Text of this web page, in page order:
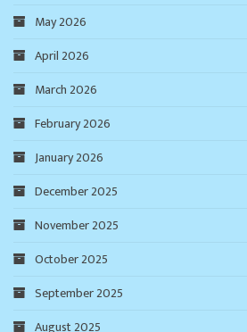
May 2026
April 2026
March 2026
February 2026
January 2026
December 2025
November 2025
October 2025
September 2025
August 2025